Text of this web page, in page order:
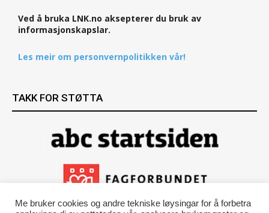
Ved å bruka LNK.no aksepterer du bruk av
informasjonskapslar.
Les meir om personvernpolitikken vår!
TAKK FOR STØTTA
Me bruker cookies og andre tekniske løysingar for å forbetra